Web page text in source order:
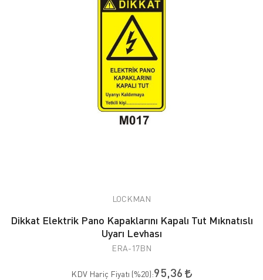
LOCKMAN
Dikkat Elektrik Pano Kapaklarını Kapalı Tut Mıknatıslı
Uyarı Levhası
ERA-17BN
KDV Hariç Fiyatı (%20):95,36